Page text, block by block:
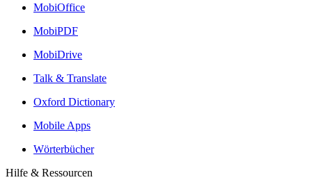
MobiOffice
MobiPDF
MobiDrive
Talk & Translate
Oxford Dictionary
Mobile Apps
Wörterbücher
Hilfe & Ressourcen